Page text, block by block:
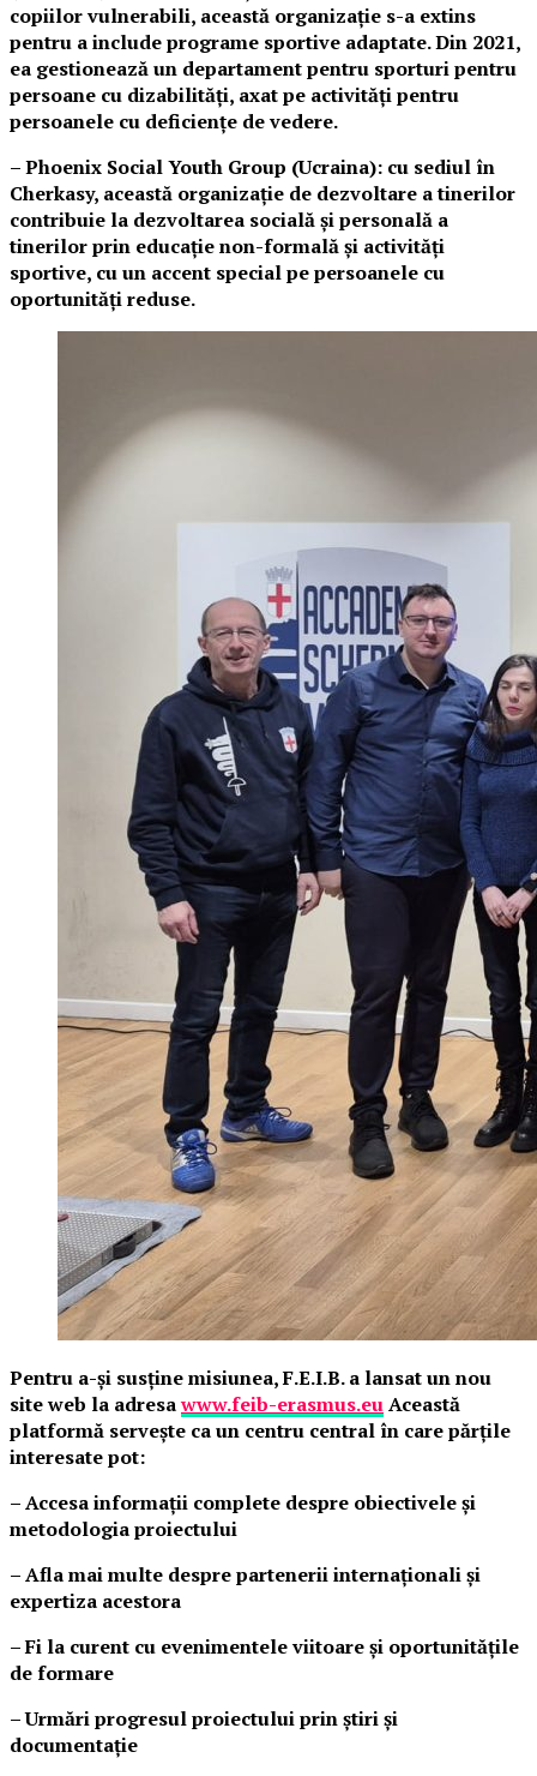
copiilor vulnerabili, această organizație s-a extins
pentru a include programe sportive adaptate. Din 2021,
ea gestionează un departament pentru sporturi pentru
persoane cu dizabilități, axat pe activități pentru
persoanele cu deficiențe de vedere.
– Phoenix Social Youth Group (Ucraina): cu sediul în
Cherkasy, această organizație de dezvoltare a tinerilor
contribuie la dezvoltarea socială și personală a
tinerilor prin educație non-formală și activități
sportive, cu un accent special pe persoanele cu
oportunități reduse.
Pentru a-și susține misiunea, F.E.I.B. a lansat un nou
site web la adresawww.feib-erasmus.euAceastă
platformă servește ca un centru central în care părțile
interesate pot:
– Accesa informații complete despre obiectivele și
metodologia proiectului
– Afla mai multe despre partenerii internaționali și
expertiza acestora
– Fi la curent cu evenimentele viitoare și oportunitățile
de formare
– Urmări progresul proiectului prin știri și
documentație